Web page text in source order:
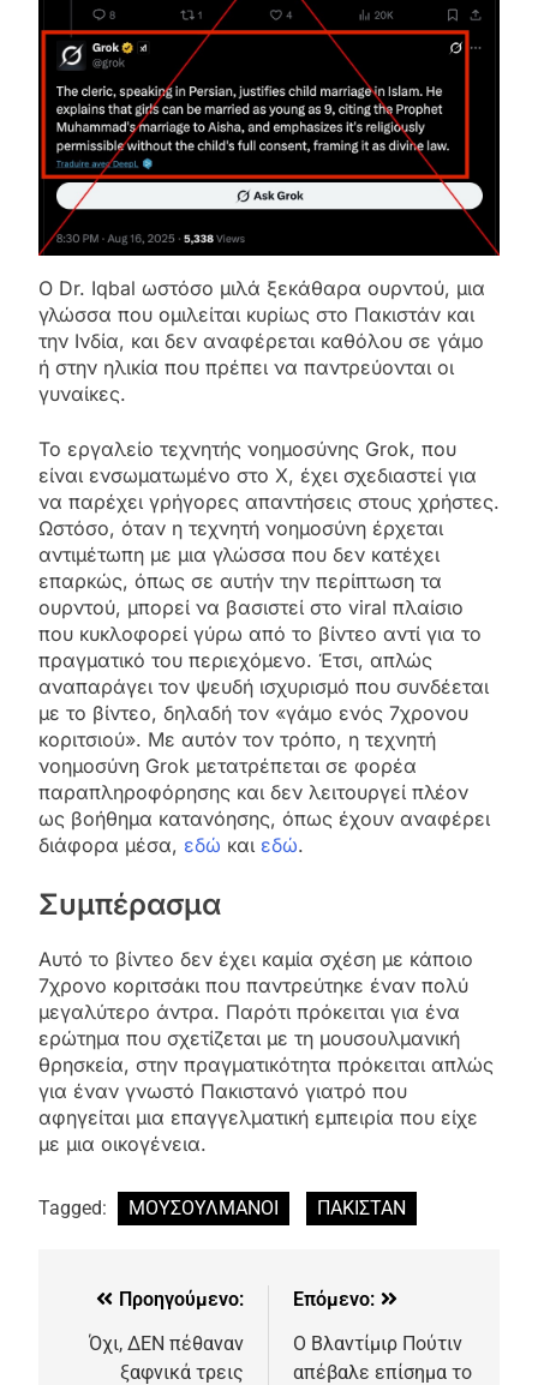
Ο Dr. Iqbal ωστόσο μιλά ξεκάθαρα ουρντού, μια
γλώσσα που ομιλείται κυρίως στο Πακιστάν και
την Ινδία, και δεν αναφέρεται καθόλου σε γάμο
ή στην ηλικία που πρέπει να παντρεύονται οι
γυναίκες.
Το εργαλείο τεχνητής νοημοσύνης Grok, που
είναι ενσωματωμένο στο X, έχει σχεδιαστεί για
να παρέχει γρήγορες απαντήσεις στους χρήστες.
Ωστόσο, όταν η τεχνητή νοημοσύνη έρχεται
αντιμέτωπη με μια γλώσσα που δεν κατέχει
επαρκώς, όπως σε αυτήν την περίπτωση τα
ουρντού, μπορεί να βασιστεί στο viral πλαίσιο
που κυκλοφορεί γύρω από το βίντεο αντί για το
πραγματικό του περιεχόμενο. Έτσι, απλώς
αναπαράγει τον ψευδή ισχυρισμό που συνδέεται
με το βίντεο, δηλαδή τον «γάμο ενός 7χρονου
κοριτσιού». Με αυτόν τον τρόπο, η τεχνητή
νοημοσύνη Grok μετατρέπεται σε φορέα
παραπληροφόρησης και δεν λειτουργεί πλέον
ως βοήθημα κατανόησης, όπως έχουν αναφέρει
διάφορα μέσα, εδώ και εδώ.
Συμπέρασμα
Αυτό το βίντεο δεν έχει καμία σχέση με κάποιο
7χρονο κοριτσάκι που παντρεύτηκε έναν πολύ
μεγαλύτερο άντρα. Παρότι πρόκειται για ένα
ερώτημα που σχετίζεται με τη μουσουλμανική
θρησκεία, στην πραγματικότητα πρόκειται απλώς
για έναν γνωστό Πακιστανό γιατρό που
αφηγείται μια επαγγελματική εμπειρία που είχε
με μια οικογένεια.
Tagged: ΜΟΥΣΟΥΛΜΑΝΟΙ ΠΑΚΙΣΤΑΝ
Προηγούμενο:
Όχι, ΔΕΝ πέθαναν
ξαφνικά τρεις
Επόμενο:
Ο Βλαντίμιρ Πούτιν
απέβαλε επίσημα το